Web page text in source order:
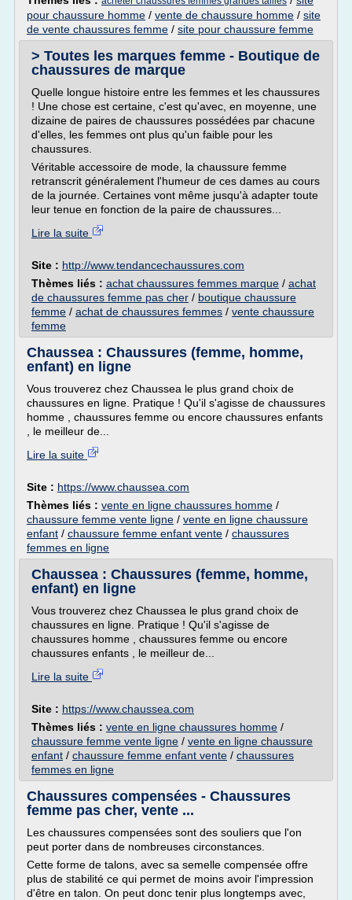
pour chaussure homme / vente de chaussure homme / site
de vente chaussures femme / site pour chaussure femme
> Toutes les marques femme - Boutique de
chaussures de marque
Quelle longue histoire entre les femmes et les chaussures
! Une chose est certaine, c'est qu'avec, en moyenne, une
dizaine de paires de chaussures possédées par chacune
d'elles, les femmes ont plus qu'un faible pour les
chaussures.
Véritable accessoire de mode, la chaussure femme
retranscrit généralement l'humeur de ces dames au cours
de la journée. Certaines vont même jusqu'à adapter toute
leur tenue en fonction de la paire de chaussures...
Lire la suite
Site : http://www.tendancechaussures.com
Thèmes liés : achat chaussures femmes marque / achat
de chaussures femme pas cher / boutique chaussure
femme / achat de chaussures femmes / vente chaussure
femme
Chaussea : Chaussures (femme, homme,
enfant) en ligne
Vous trouverez chez Chaussea le plus grand choix de
chaussures en ligne. Pratique ! Qu'il s'agisse de chaussures
homme , chaussures femme ou encore chaussures enfants
, le meilleur de...
Lire la suite
Site : https://www.chaussea.com
Thèmes liés : vente en ligne chaussures homme /
chaussure femme vente ligne / vente en ligne chaussure
enfant / chaussure femme enfant vente / chaussures
femmes en ligne
Chaussea : Chaussures (femme, homme,
enfant) en ligne
Vous trouverez chez Chaussea le plus grand choix de
chaussures en ligne. Pratique ! Qu'il s'agisse de
chaussures homme , chaussures femme ou encore
chaussures enfants , le meilleur de...
Lire la suite
Site : https://www.chaussea.com
Thèmes liés : vente en ligne chaussures homme /
chaussure femme vente ligne / vente en ligne chaussure
enfant / chaussure femme enfant vente / chaussures
femmes en ligne
Chaussures compensées - Chaussures
femme pas cher, vente ...
Les chaussures compensées sont des souliers que l'on
peut porter dans de nombreuses circonstances.
Cette forme de talons, avec sa semelle compensée offre
plus de stabilité ce qui permet de moins avoir l'impression
d'être en talon. On peut donc tenir plus longtemps avec,